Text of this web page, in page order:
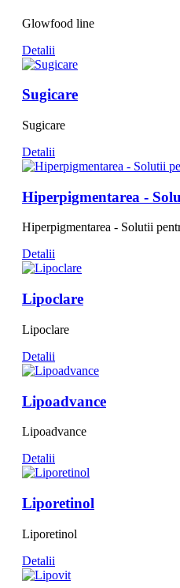
Glowfood line
Detalii
Sugicare
Sugicare
Detalii
Hiperpigmentarea -
Hiperpigmentarea - Solutii
Detalii
Lipoclare
Lipoclare
Detalii
Lipoadvance
Lipoadvance
Detalii
Liporetinol
Liporetinol
Detalii